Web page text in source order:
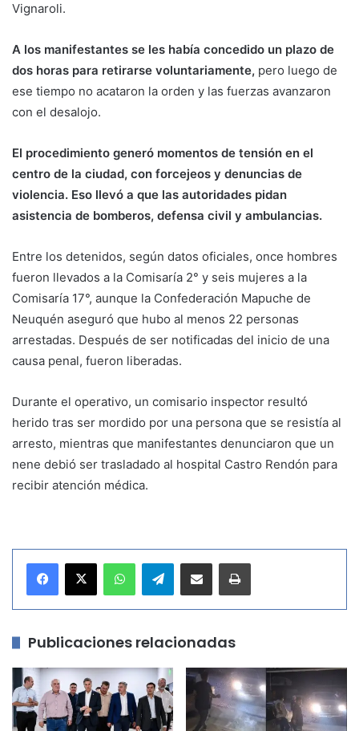
Vignaroli.
A los manifestantes se les había concedido un plazo de
dos horas para retirarse voluntariamente, pero luego de
ese tiempo no acataron la orden y las fuerzas avanzaron
con el desalojo.
El procedimiento generó momentos de tensión en el
centro de la ciudad, con forcejeos y denuncias de
violencia. Eso llevó a que las autoridades pidan
asistencia de bomberos, defensa civil y ambulancias.
Entre los detenidos, según datos oficiales, once hombres
fueron llevados a la Comisaría 2° y seis mujeres a la
Comisaría 17°, aunque la Confederación Mapuche de
Neuquén aseguró que hubo al menos 22 personas
arrestadas. Después de ser notificadas del inicio de una
causa penal, fueron liberadas.
Durante el operativo, un comisario inspector resultó
herido tras ser mordido por una persona que se resistía al
arresto, mientras que manifestantes denunciaron que un
nene debió ser trasladado al hospital Castro Rendón para
recibir atención médica.
Telegram
Publicaciones relacionadas